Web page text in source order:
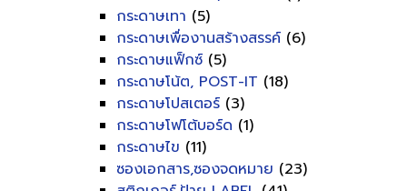
กระดาษเทา (5)
กระดาษเพื่องานสร้างสรรค์ (6)
กระดาษแฟ็กซ์ (5)
กระดาษโน้ต, POST-IT (18)
กระดาษโปสเตอร์ (3)
กระดาษโฟโต้บอร์ด (1)
กระดาษไข (11)
ซองเอกสาร,ซองจดหมาย (23)